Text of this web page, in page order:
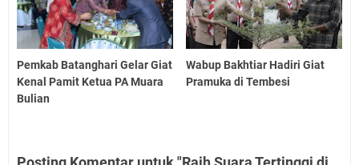
Pemkab Batanghari Gelar Giat
Kenal Pamit Ketua PA Muara
Bulian
Wabup Bakhtiar Hadiri Giat
Pramuka di Tembesi